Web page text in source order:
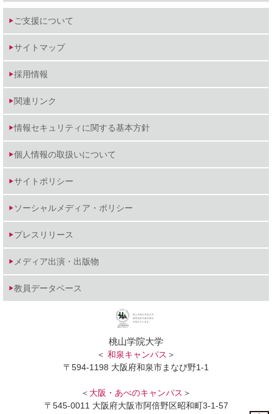
ご支援について
サイトマップ
採用情報
関連リンク
情報セキュリティに関する基本方針
個人情報の取扱いについて
サイトポリシー
ソーシャルメディア・ポリシー
プレスリリース
メディア出演・出版物
教員データベース
桃山学院大学
＜ 和泉キャンパス ＞
〒594-1198 大阪府和泉市まなび野1-1
＜ 大阪・あべのキャンパス ＞
〒545-0011 大阪府大阪市阿倍野区昭和町3-1-57